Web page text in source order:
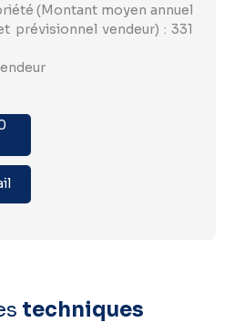
(Montant moyen annuel
prévisionnel vendeur) : 331
techniques